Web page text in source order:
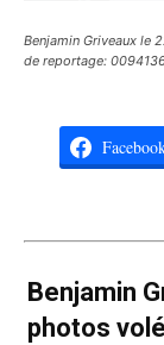
Benjamin Griveaux le
de reportage:
Benjamin
photos